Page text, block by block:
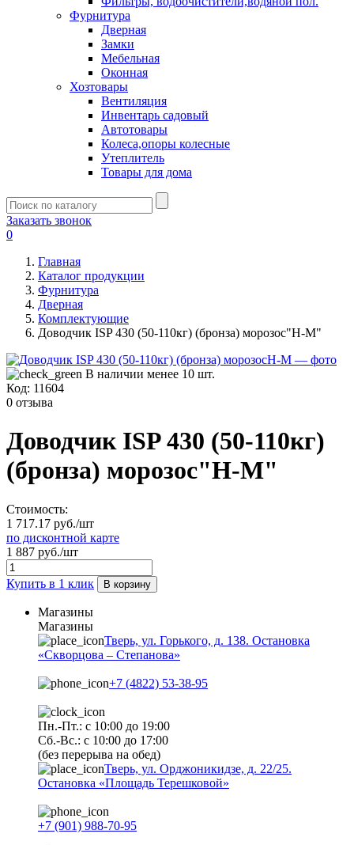
Фурнитура
Дверная
Замки
Мебельная
Оконная
Хозтовары
Вентиляция
Инвентарь садовый
Автотовары
Колеса,опоры колесные
Утеплитель
Товары для дома
Заказать звонок
0
Главная
Каталог продукции
Фурнитура
Дверная
Комплектующие
Доводчик ISP 430 (50-110кг) (бронза) морозос"Н-М"
В наличии менее 10 шт.
Код: 11604
0 отзыва
Доводчик ISP 430 (50-110кг)
(бронза) морозос"Н-М"
Стоимость:
1 717.17 руб./шт
по дисконтной карте
1 887 руб./шт
Купить в 1 клик В корзину
Магазины
Магазины
Тверь, ул. Горького, д. 138. Остановка
«Скворцова – Степанова»
+7 (4822) 53-38-95
Пн.-Пт.: с 10:00 до 19:00
Сб.-Вс.: с 10:00 до 17:00
(без перерыва на обед)
Тверь, ул. Орджоникидзе, д. 22/25.
Остановка «Площадь Терешковой»
+7 (901) 988-70-95